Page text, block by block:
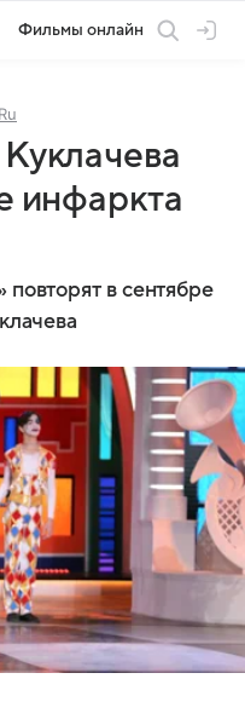
Фильмы онлайн
инфаркта
в сентябре